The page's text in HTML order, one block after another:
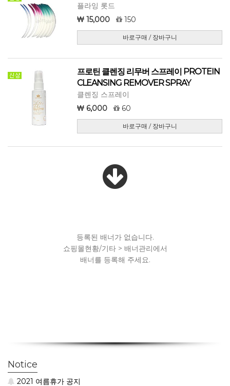
플라잉 롯드
15,000
150
바로구매 / 장바구니
프로틴 클렌징 리무버 스프레이 PROTEIN
CLEANSING REMOVER SPRAY
클렌징 스프레이
6,000
60
바로구매 / 장바구니
등록된 배너가 없습니다.
쇼핑몰현황/기타 > 배너관리에서
배너를 등록해 주세요.
Notice
2021 여름휴가 공지